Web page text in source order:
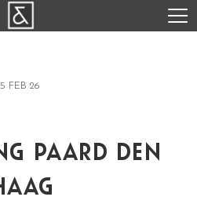
FEB 26
paard den